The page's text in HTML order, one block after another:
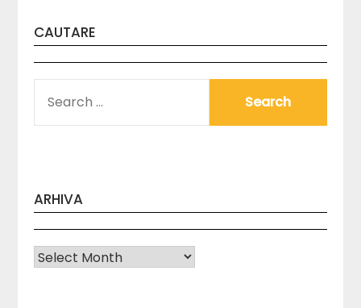
CAUTARE
FOR:
ARHIVA
Arhiva